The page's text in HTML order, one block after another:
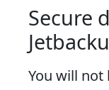
Secure
You will not